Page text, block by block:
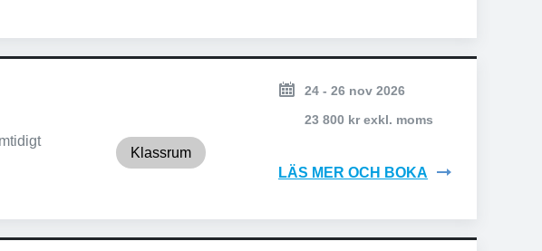
Klassrum
24 - 26 nov 2026
23 800 kr exkl. moms
LÄS MER OCH BOKA